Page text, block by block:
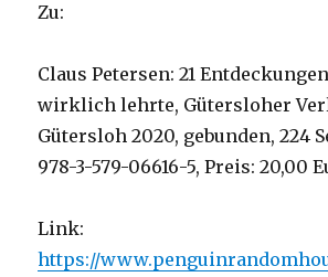
Zu:
Claus Petersen: 21
wirklich lehrte, Gütersloher
Gütersloh 2020, gebunden, 224
978-3-579-06616-5, Preis: 20,00
Link:
https://